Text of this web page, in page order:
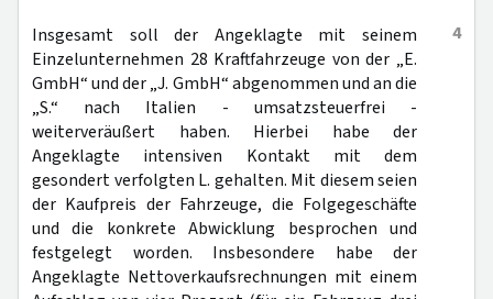
4
Insgesamt soll der Angeklagte mit seinem
Einzelunternehmen 28 Kraftfahrzeuge von der „E.
GmbH“ und der „J. GmbH“ abgenommen und an die
„S.“ nach Italien - umsatzsteuerfrei -
weiterveräußert haben. Hierbei habe der
Angeklagte intensiven Kontakt mit dem
gesondert verfolgten L. gehalten. Mit diesem seien
der Kaufpreis der Fahrzeuge, die Folgegeschäfte
und die konkrete Abwicklung besprochen und
festgelegt worden. Insbesondere habe der
Angeklagte Nettoverkaufsrechnungen mit einem